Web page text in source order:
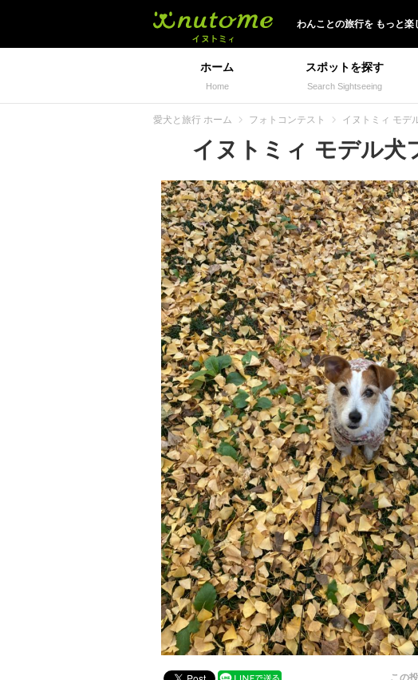
わんことの旅行を もっと楽
ホーム
Home
スポットを探す
Search Sightseeing
愛犬と旅行 ホーム フォトコンテスト イヌトミィ モデ
イヌトミィ モデル犬
この